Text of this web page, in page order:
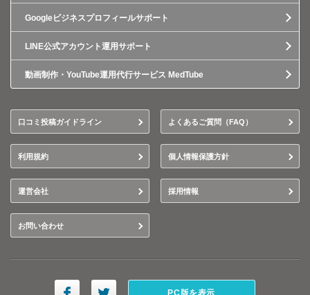
Googleビジネスプロフィールサポート
LINE公式アカウント運用サポート
動画制作・YouTube運用代行サービス MedTube
口コミ投稿ガイドライン よくあるご質問（FAQ）
利用規約 個人情報保護方針
運営会社 採用情報
お問い合わせ
PC版を表示